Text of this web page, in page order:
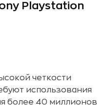
Playstation
четкости
использования
более 40 миллионов